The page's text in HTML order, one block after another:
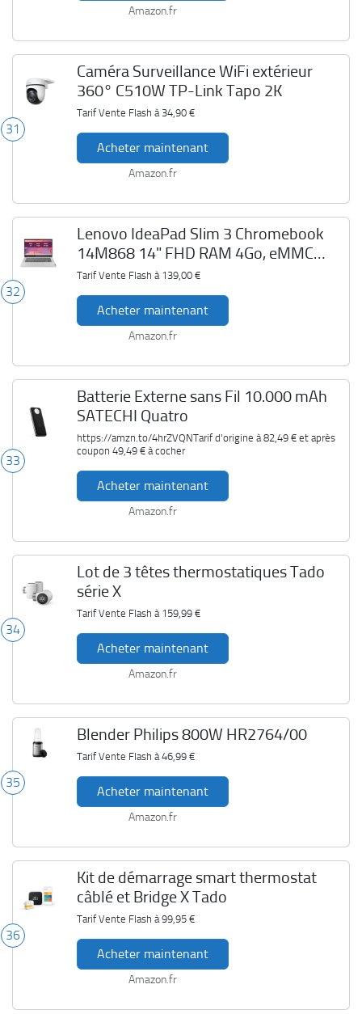
Amazon.fr
31
Caméra Surveillance WiFi extérieur
360° C510W TP-Link Tapo 2K
Tarif Vente Flash à 34,90 €
Acheter maintenant
Amazon.fr
32
Lenovo IdeaPad Slim 3 Chromebook
14M868 14" FHD RAM 4Go, eMMC
64Go
Tarif Vente Flash à 139,00 €
Acheter maintenant
Amazon.fr
33
Batterie Externe sans Fil 10.000 mAh
SATECHI Quatro
https://amzn.to/4hrZVQNTarif d'origine à82,49 €et après
coupon 49,49 €à cocher
Acheter maintenant
Amazon.fr
34
Lot de 3 têtes thermostatiques Tado
série X
Tarif Vente Flash à 159,99 €
Acheter maintenant
Amazon.fr
35
Blender Philips 800W HR2764/00
Tarif Vente Flash à46,99 €
Acheter maintenant
Amazon.fr
36
Kit de démarrage smart thermostat
câblé et Bridge X Tado
Tarif Vente Flash à99,95 €
Acheter maintenant
Amazon.fr